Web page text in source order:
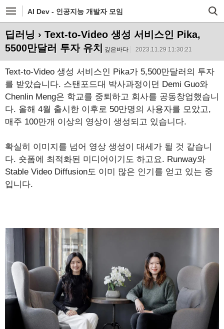
AI Dev - 인공지능 개발자 모임
딥러닝 › Text-to-Video 생성 서비스인 Pika,
5500만달러 투자 유치
깊은바다 2023.11.29 11:30:21
Text-to-Video 생성 서비스인 Pika가 5,500만달러의 투자
를 받았습니다. 스탠포드대 박사과정이던 Demi Guo와
Chenlin Meng은 학교를 중퇴하고 회사를 공동창업했습니
다. 올해 4월 출시한 이후로 50만명의 사용자를 모았고,
매주 100만개 이상의 영상이 생성되고 있습니다.
확실히 이미지를 넘어 영상 생성이 대세가 될 것 같습니
다. 숏폼에 최적화된 미디어이기도 하고요. Runway와
Stable Video Diffusion도 이미 많은 인기를 얻고 있는 중
입니다.